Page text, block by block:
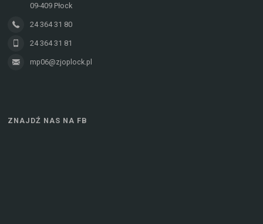
09-409 Płock
24 364 31 80
24 364 31 81
mp06@zjoplock.pl
ZNAJDŹ NAS NA FB